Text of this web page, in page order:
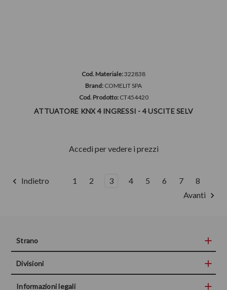
Cod. Materiale:322838
Brand: COMELIT SPA
Cod. Prodotto: CT454420
ATTUATORE KNX 4 INGRESSI - 4 USCITE SELV
Accedi per vedere i prezzi
Indietro 1 2 3 4 5 6 7
8
Avanti
Strano
Divisioni
Informazioni legali